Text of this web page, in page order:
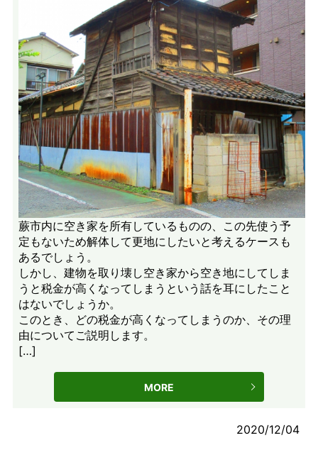
蕨市内に空き家を所有しているものの、この先使う予
定もないため解体して更地にしたいと考えるケースも
あるでしょう。
しかし、建物を取り壊し空き家から空き地にしてしま
うと税金が高くなってしまうという話を耳にしたこと
はないでしょうか。
このとき、どの税金が高くなってしまうのか、その理
由についてご説明します。
[…]
MORE
2020/12/04